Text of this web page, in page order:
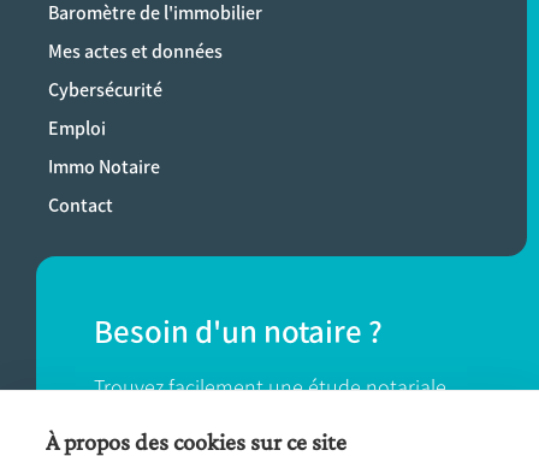
Baromètre de l'immobilier
Mes actes et données
Cybersécurité
Emploi
Immo Notaire
Contact
Besoin d'un notaire ?
Trouvez facilement une étude notariale
près de chez vous.
À propos des cookies sur ce site